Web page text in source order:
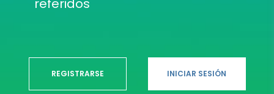
referidos
REGISTRARSE INICIAR SESIÓN